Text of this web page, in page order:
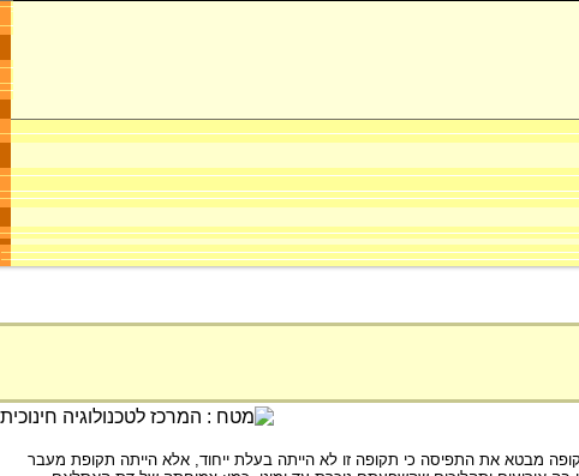
כאלף שנים, בין המאה ה-5 למאה ה-15 לסה"נ. השם שניתן לתקופה מבטא את התפיסה כי תקופה זו לא הייתה בעלת ייחוד, אלא הייתה תקופת מעבר